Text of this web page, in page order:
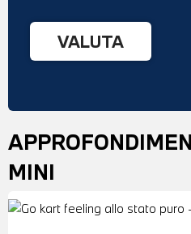
MINI